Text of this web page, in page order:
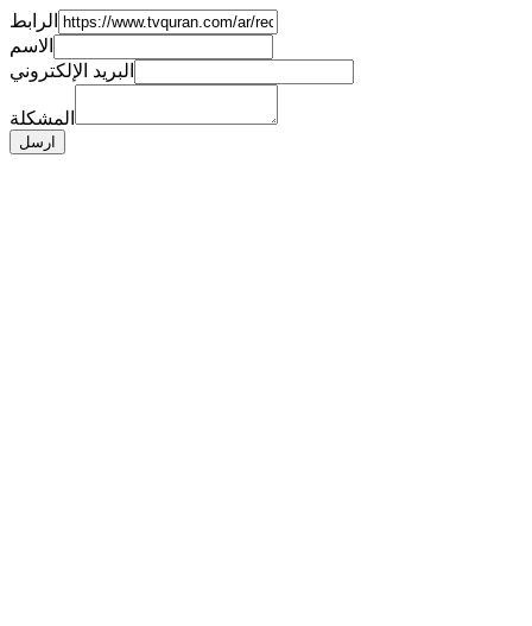
الرابط
الاسم
البريد الإلكتروني
المشكلة
ارسل